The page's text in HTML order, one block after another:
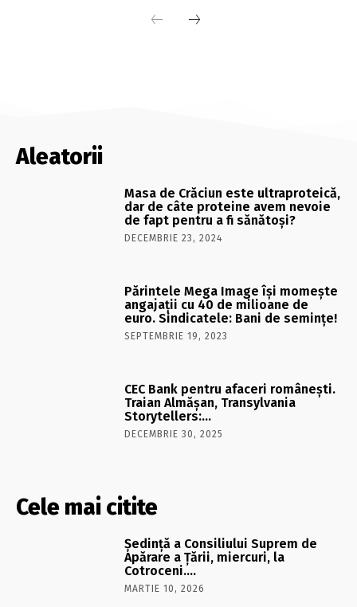
Aleatorii
Masa de Crăciun este ultraproteică,
dar de câte proteine avem nevoie
de fapt pentru a fi sănătoși?
DECEMBRIE 23, 2024
Părintele Mega Image își momește
angajații cu 40 de milioane de
euro. Sindicatele: Bani de semințe!
SEPTEMBRIE 19, 2023
CEC Bank pentru afaceri româneşti.
Traian Almăşan, Transylvania
Storytellers:…
DECEMBRIE 30, 2025
Cele mai citite
Şedinţă a Consiliului Suprem de
Apărare a Ţării, miercuri, la
Cotroceni….
MARTIE 10, 2026